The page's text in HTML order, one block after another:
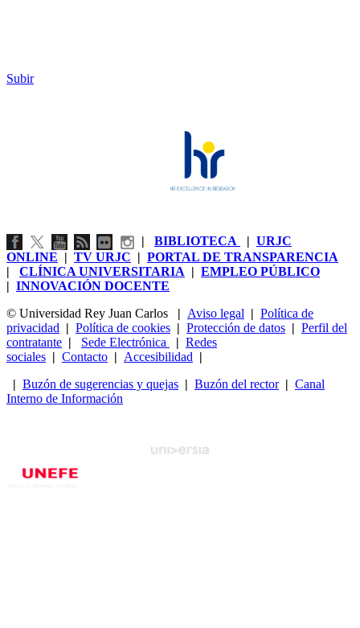
Subir
| BIBLIOTECA | URJC
ONLINE | TV URJC | PORTAL DE TRANSPARENCIA
| CLÍNICA UNIVERSITARIA | EMPLEO PÚBLICO
| INNOVACIÓN DOCENTE
© Universidad Rey Juan Carlos
| Aviso legal | Política de
privacidad | Política de cookies | Protección de datos | Perfil del
contratante | Sede Electrónica | Redes
sociales | Contacto | Accesibilidad |
| Buzón de sugerencias y quejas | Buzón del rector| Canal
Interno de Información